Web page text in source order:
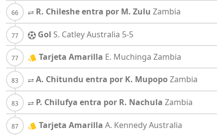
R. Chileshe entra por M. Zulu Zambia
Gol S. CatleyAustralia 5-5
Tarjeta Amarilla E. Muchinga Zambia
A. Chitundu entra por K. Mupopo Zambia
P. Chilufya entra por R. Nachula Zambia
Tarjeta Amarilla A. KennedyAustralia